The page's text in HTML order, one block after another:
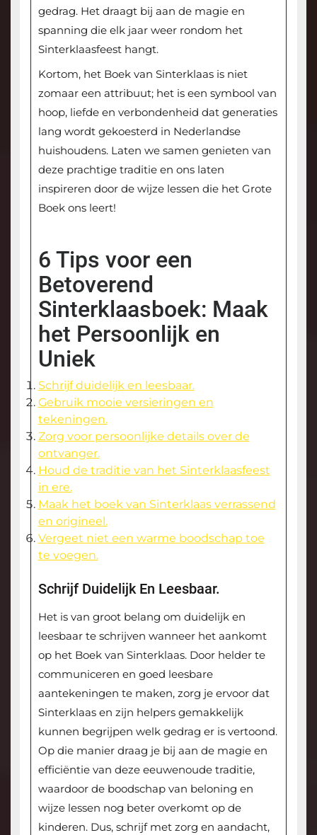
gedrag. Het draagt bij aan de magie en
spanning die elk jaar weer rondom het
Sinterklaasfeest hangt.
Kortom, het Boek van Sinterklaas is niet
zomaar een attribuut; het is een symbool van
hoop, liefde en verbondenheid dat generaties
lang wordt gekoesterd in Nederlandse
huishoudens. Laten we samen genieten van
deze prachtige traditie en ons laten
inspireren door de wijze lessen die het Grote
Boek ons leert!
6 Tips voor een
Betoverend
Sinterklaasboek: Maak
het Persoonlijk en
Uniek
Schrijf duidelijk en leesbaar.
Gebruik mooie versieringen en
tekeningen.
Zorg voor persoonlijke details over de
ontvanger.
Houd de traditie van het Sinterklaasfeest
in ere.
Maak het boek van Sinterklaas verrassend
en origineel.
Vergeet niet een warme boodschap toe
te voegen.
Schrijf Duidelijk En Leesbaar.
Het is van groot belang om duidelijk en
leesbaar te schrijven wanneer het aankomt
op het Boek van Sinterklaas. Door helder te
communiceren en goed leesbare
aantekeningen te maken, zorg je ervoor dat
Sinterklaas en zijn helpers gemakkelijk
kunnen begrijpen welk gedrag er is vertoond.
Op die manier draag je bij aan de magie en
efficiëntie van deze eeuwenoude traditie,
waardoor de boodschap van beloning en
wijze lessen nog beter overkomt op de
kinderen. Dus, schrijf met zorg en aandacht,